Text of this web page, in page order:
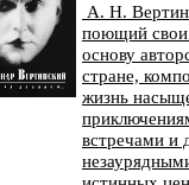
А. Н.
поющий
основу
стране,
жизнь
встречами и